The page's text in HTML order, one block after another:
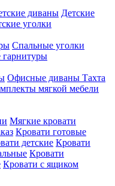
диваны Детские
уголки
Спальные уголки
гарнитуры
Офисные диваны Тахта
мягкой мебели
Мягкие кровати
Кровати готовые
детские Кровати
Кровати
Кровати с ящиком